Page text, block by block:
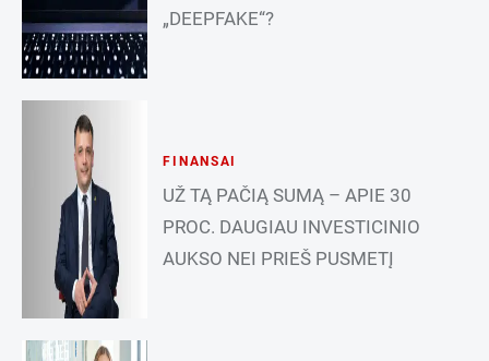
„DEEPFAKE“?
FINANSAI
UŽ TĄ PAČIĄ SUMĄ – APIE 30
PROC. DAUGIAU INVESTICINIO
AUKSO NEI PRIEŠ PUSMETĮ